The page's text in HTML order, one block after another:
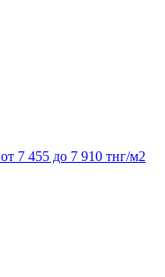
от 7 455 до 7 910 тнг/м2